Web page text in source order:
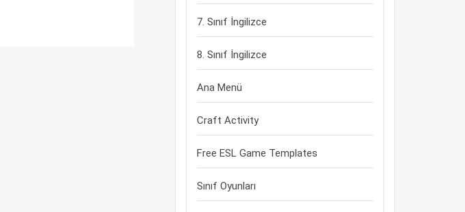
7. Sınıf İngilizce
8. Sınıf İngilizce
Ana Menü
Craft Activity
Free ESL Game Templates
Sınıf Oyunları